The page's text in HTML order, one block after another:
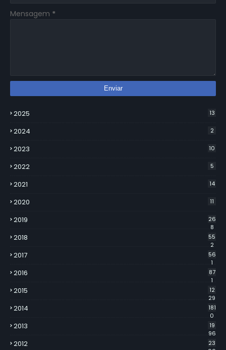
Mensagem *
2025 13
2024 2
2023 10
2022 5
2021 14
2020 11
2019
26
8
2018
55
2
2017
56
1
2016
87
1
2015
12
29
2014
181
0
2013
19
96
2012
23